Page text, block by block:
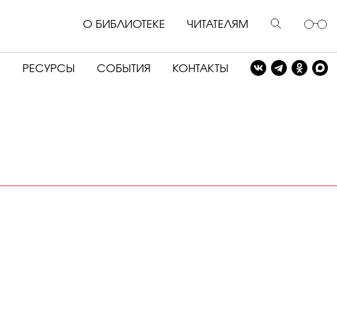
О БИБЛИОТЕКЕ ЧИТАТЕЛЯМ
РЕСУРСЫ СОБЫТИЯ КОНТАКТЫ